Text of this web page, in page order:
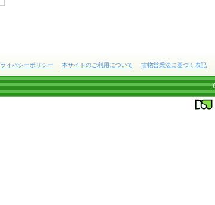
イバシーポリシー 本サイトのご利用について 古物営業法に基づく表記